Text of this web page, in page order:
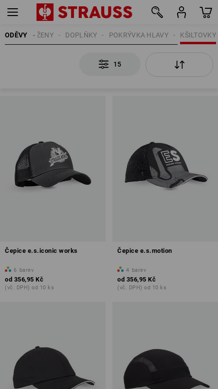
ODĚVY KŠILTOVKY
POKRÝVKA HLAVY
DOPLŇKY
ŽENY
15
Čepice e.s.iconic works
6 barev
od 356,95 Kč
(vč. DPH) od 10 ks
Čepice e.s.motion
4 barev
od 356,95 Kč
(vč. DPH) od 10 ks